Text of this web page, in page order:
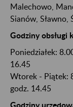
Malechowo ,
Sianów , Sławno
Godziny obsługi
Poniedziałek:
16.45
Wtorek - Piątek:
godz. 14.45
Godziny